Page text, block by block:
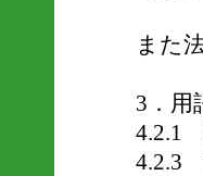
また
3．用
4.2.1
4.2.3